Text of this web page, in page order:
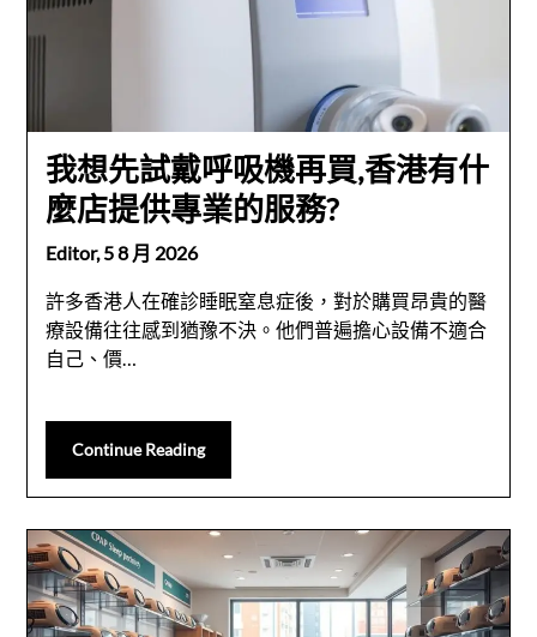
我想先試戴呼吸機再買,香港有什
麼店提供專業的服務?
Editor,5 8 月 2026
許多香港人在確診睡眠窒息症後，對於購買昂貴的醫
療設備往往感到猶豫不決。他們普遍擔心設備不適合
自己、價…
Continue Reading